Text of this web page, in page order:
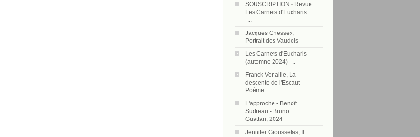
SOUSCRIPTION - Revue
Les Carnets d'Eucharis
-...
Jacques Chessex,
Portrait des Vaudois
Les Carnets d'Eucharis
(automne 2024) -...
Franck Venaille, La
descente de l'Escaut -
Poème
L'approche - Benoît
Sudreau - Bruno
Guattari, 2024
Jennifer Grousselas, Il